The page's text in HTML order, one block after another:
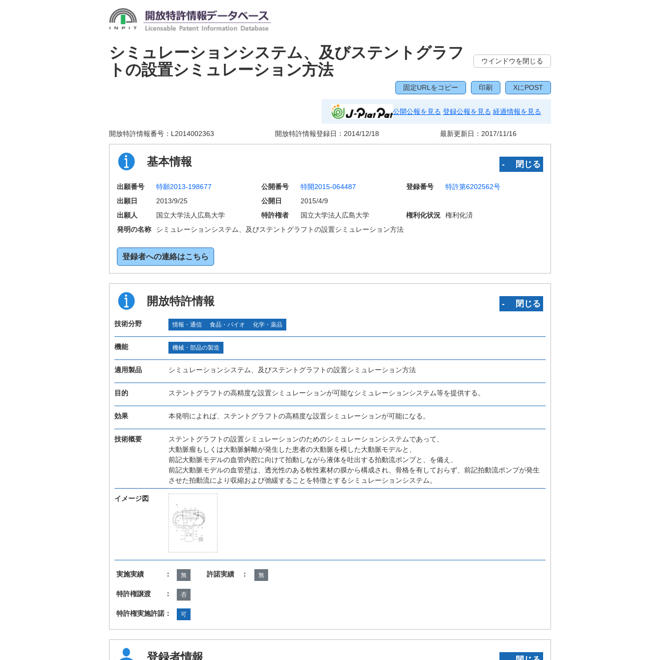
シミュレーションシステム、及びステントグラフ
トの設置シミュレーション方法
ウインドウを閉じる
固定URLをコピー 印刷 XにPOST
公開公報を見る 登録公報を見る 経過情報を見る
開放特許情報番号： L2014002363 開放特許情報登録日： 2014/12/18 最新更新日： 2017/11/16
基本情報 ‐ 閉じる
出願番号 特願2013-198677 公開番号 特開2015-064487 登録番号
特許第6202562号
出願日
2013/9/25 公開日
2015/4/9
出願人
国立大学法人広島大学 特許権者 国立大学法人広島大学 権利化状況
権利化済
発明の名称
シミュレーションシステム、及びステントグラフトの設置シミュレーション方法
登録者への連絡はこちら
開放特許情報 ‐ 閉じる
技術分野 情報・通信 食品・バイオ 化学・薬品
機能 機械・部品の製造
適用製品 シミュレーションシステム、及びステントグラフトの設置シミュレーション方法
目的 ステントグラフトの高精度な設置シミュレーションが可能なシミュレーションシステム等を提供する。
効果 本発明によれば、ステントグラフトの高精度な設置シミュレーションが可能になる。
技術概要
ステントグラフトの設置シミュレーションのためのシミュレーションシステムであって、
大動脈瘤もしくは大動脈解離が発生した患者の大動脈を模した大動脈モデルと、
前記大動脈モデルの血管内腔に向けて拍動しながら液体を吐出する拍動流ポンプと、を備え、
前記大動脈モデルの血管壁は、透光性のある軟性素材の膜から構成され、骨格を有しておらず、前記拍動流ポンプが発生
させた拍動流により収縮および弛緩することを特徴とするシミュレーションシステム。
イメージ図
実施実績 ： 無 許諾実績 ： 無
特許権譲渡 ： 否
特許権実施許諾： 可
登録者情報